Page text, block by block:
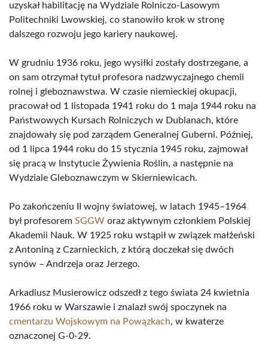
uzyskał habilitację na Wydziale Rolniczo-Lasowym
Politechniki Lwowskiej, co stanowiło krok w stronę
dalszego rozwoju jego kariery naukowej.
W grudniu 1936 roku, jego wysiłki zostały dostrzegane, a
on sam otrzymał tytuł profesora nadzwyczajnego chemii
rolnej i gleboznawstwa. W czasie niemieckiej okupacji,
pracował od 1 listopada 1941 roku do 1 maja 1944 roku na
Państwowych Kursach Rolniczych w Dublanach, które
znajdowały się pod zarządem Generalnej Guberni. Później,
od 1 lipca 1944 roku do 15 stycznia 1945 roku, zajmował
się pracą w Instytucie Żywienia Roślin, a następnie na
Wydziale Gleboznawczym w Skierniewicach.
Po zakończeniu II wojny światowej, w latach 1945–1964
był profesorem SGGW oraz aktywnym członkiem Polskiej
Akademii Nauk. W 1925 roku wstąpił w związek małżeński
z Antoniną z Czarnieckich, z którą doczekał się dwóch
synów – Andrzeja oraz Jerzego.
Arkadiusz Musierowicz odszedł z tego świata 24 kwietnia
1966 roku w Warszawie i znalazł swój spoczynek na
cmentarzu Wojskowym na Powązkach, w kwaterze
oznaczonej G-0-29.